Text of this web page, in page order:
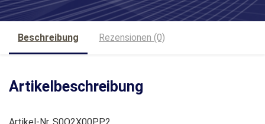
Beschreibung Rezensionen (0)
Artikelbeschreibung
Artikel-Nr. S0Q2X00PP2